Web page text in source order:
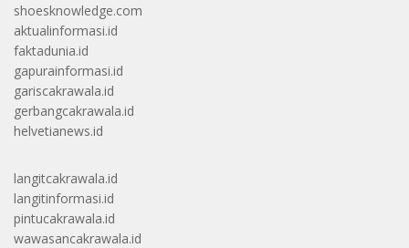
shoesknowledge.com
aktualinformasi.id
faktadunia.id
gapurainformasi.id
gariscakrawala.id
gerbangcakrawala.id
helvetianews.id
langitcakrawala.id
langitinformasi.id
pintucakrawala.id
wawasancakrawala.id